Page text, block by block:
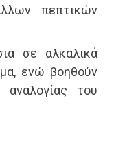
πεπτικών
σε αλκαλικά
ενώ βοηθούν
του